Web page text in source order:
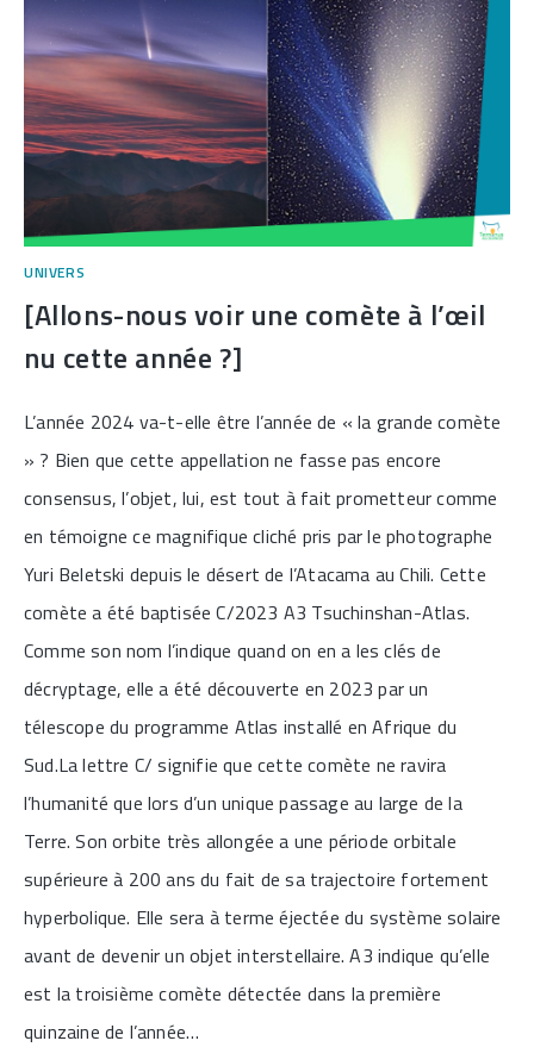
AUDACIEUX
DE
LA
CHINE]
UNIVERS
[Allons-nous voir une comète à l’œil
nu cette année ?]
L’année 2024 va-t-elle être l’année de « la grande comète
» ? Bien que cette appellation ne fasse pas encore
consensus, l’objet, lui, est tout à fait prometteur comme
en témoigne ce magnifique cliché pris par le photographe
Yuri Beletski depuis le désert de l’Atacama au Chili. Cette
comète a été baptisée C/2023 A3 Tsuchinshan-Atlas.
Comme son nom l’indique quand on en a les clés de
décryptage, elle a été découverte en 2023 par un
télescope du programme Atlas installé en Afrique du
Sud.La lettre C/ signifie que cette comète ne ravira
l’humanité que lors d’un unique passage au large de la
Terre. Son orbite très allongée a une période orbitale
supérieure à 200 ans du fait de sa trajectoire fortement
hyperbolique. Elle sera à terme éjectée du système solaire
avant de devenir un objet interstellaire. A3 indique qu’elle
est la troisième comète détectée dans la première
quinzaine de l’année…